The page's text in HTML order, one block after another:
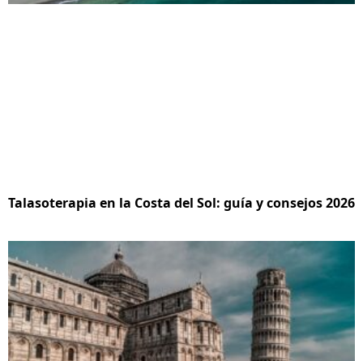
Talasoterapia en la Costa del Sol: guía y consejos 2026